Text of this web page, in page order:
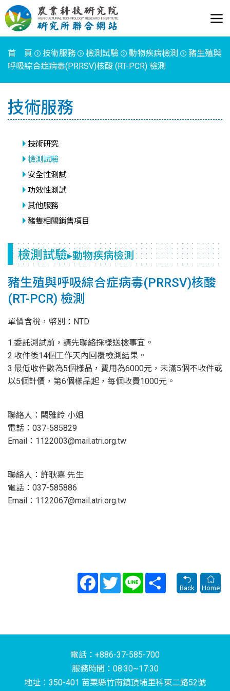
首 頁 技術服務 檢測試驗 動物疾病檢測
豬生殖與
呼吸綜合症病毒(PRRSV)核酸 (RT-PCR) 檢測
技術服務
技術研究
檢測試驗
安全性測試
功效性測試
其他服務
豬隻相關銷售項目
檢測試驗▸動物疾病檢測
豬生殖與呼吸綜合症病毒(PRRSV)核酸
(RT-PCR) 檢測
單價含稅，幣別：NTD
1.委託測試前，請先聯絡採樣送檢事宜。
2.收件後14個工作天內回覆檢測結果。
3.最低收件數為5個樣品，費用為6000元，未滿5個不收件或
以5個計價，第6個樣品起，每個收費1000元。
聯絡人：闕雅鈴 小姐
電話：037-585829
Email：1122003@mail.atri.org.tw
聯絡人：許耿嘉 先生
電話：037-585886
Email：1122067@mail.atri.org.tw
FacebookTwitter Line
Share
Back
Home
電話：+886-37-585-700
服務時間：08:30~17:30
地址：350-401 苗栗縣竹南鎮頂埔里科東二路52號